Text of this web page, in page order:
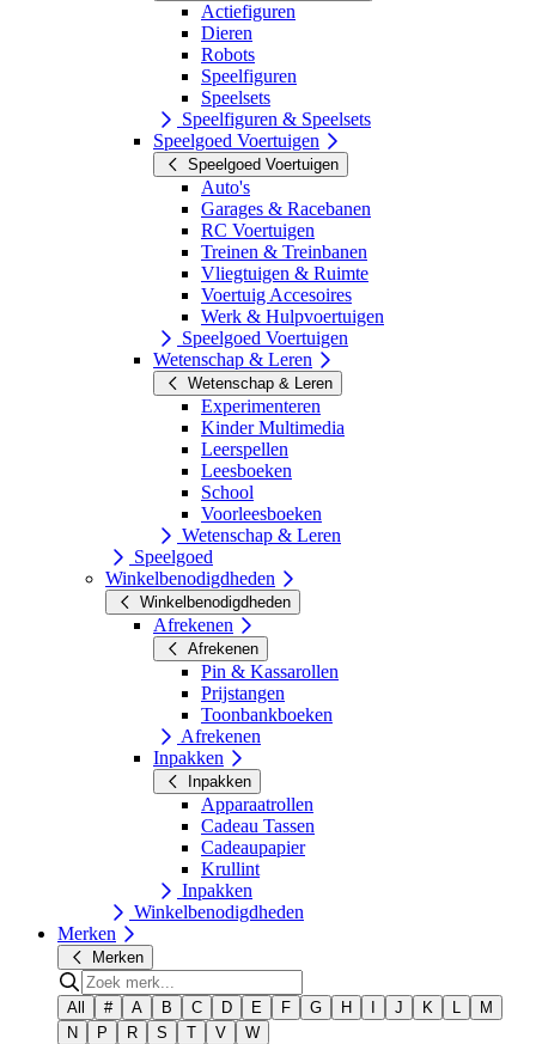
Actiefiguren
Dieren
Robots
Speelfiguren
Speelsets
Speelfiguren & Speelsets
Speelgoed Voertuigen
Speelgoed Voertuigen
Auto's
Garages & Racebanen
RC Voertuigen
Treinen & Treinbanen
Vliegtuigen & Ruimte
Voertuig Accesoires
Werk & Hulpvoertuigen
Speelgoed Voertuigen
Wetenschap & Leren
Wetenschap & Leren
Experimenteren
Kinder Multimedia
Leerspellen
Leesboeken
School
Voorleesboeken
Wetenschap & Leren
Speelgoed
Winkelbenodigdheden
Winkelbenodigdheden
Afrekenen
Afrekenen
Pin & Kassarollen
Prijstangen
Toonbankboeken
Afrekenen
Inpakken
Inpakken
Apparaatrollen
Cadeau Tassen
Cadeaupapier
Krullint
Inpakken
Winkelbenodigdheden
Merken
Merken
All # A B C D E F G H J K L
M
N
P R S T V W